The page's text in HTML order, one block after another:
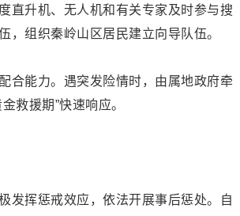
直升机、无人机和有关专家及时参与搜
，组织秦岭山区居民建立向导队伍。
合能力。遇突发险情时，由属地政府牵
救援期”快速响应。
发挥惩戒效应，依法开展事后惩处。自